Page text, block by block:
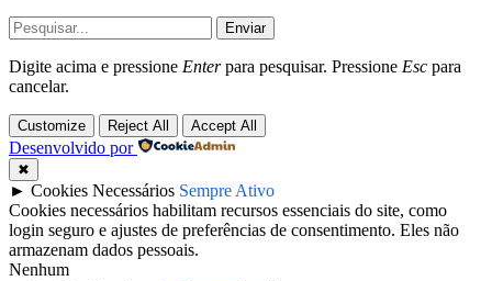
Enviar
Digite acima e pressione Enterpara pesquisar. Pressione Esc para
cancelar.
Customize Reject All Accept All
Desenvolvido por
✖
► Cookies Necessários Sempre Ativo
Cookies necessários habilitam recursos essenciais do site, como
login seguro e ajustes de preferências de consentimento. Eles não
armazenam dados pessoais.
Nenhum